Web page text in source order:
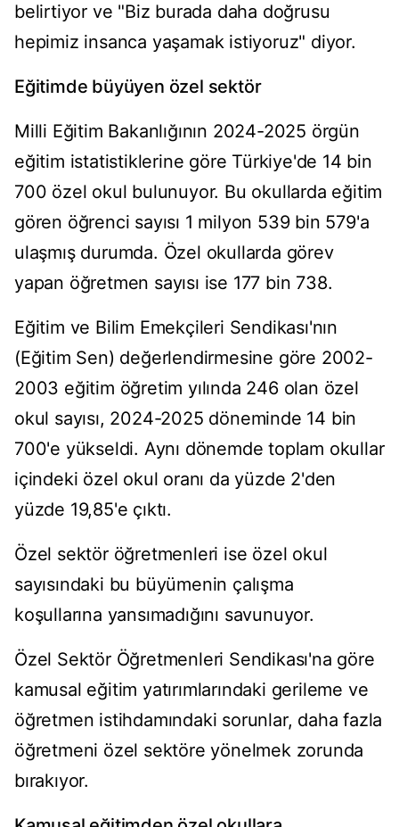
belirtiyor ve "Biz burada daha doğrusu
hepimiz insanca yaşamak istiyoruz" diyor.
Eğitimde büyüyen özel sektör
Milli Eğitim Bakanlığının 2024-2025 örgün
eğitim istatistiklerine göre Türkiye'de 14 bin
700 özel okul bulunuyor. Bu okullarda eğitim
gören öğrenci sayısı 1 milyon 539 bin 579'a
ulaşmış durumda. Özel okullarda görev
yapan öğretmen sayısı ise 177 bin 738.
Eğitim ve Bilim Emekçileri Sendikası'nın
(Eğitim Sen) değerlendirmesine göre 2002-
2003 eğitim öğretim yılında 246 olan özel
okul sayısı, 2024-2025 döneminde 14 bin
700'e yükseldi. Aynı dönemde toplam okullar
içindeki özel okul oranı da yüzde 2'den
yüzde 19,85'e çıktı.
Özel sektör öğretmenleri ise özel okul
sayısındaki bu büyümenin çalışma
koşullarına yansımadığını savunuyor.
Özel Sektör Öğretmenleri Sendikası'na göre
kamusal eğitim yatırımlarındaki gerileme ve
öğretmen istihdamındaki sorunlar, daha fazla
öğretmeni özel sektöre yönelmek zorunda
bırakıyor.